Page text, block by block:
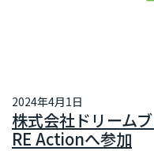
2024年4月1日
株式会社ドリーム
RE Actionへ参加